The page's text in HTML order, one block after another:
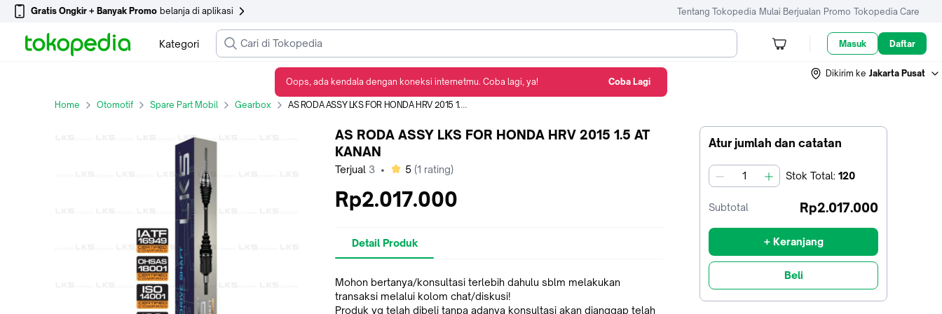
Gratis Ongkir + Banyak Promo belanja di aplikasi Tentang Tokopedia Mulai Berjualan Promo Tokopedia Care
Kategori Masuk Daftar
Dikirim ke Jakarta Pusat
Home Otomotif Spare Part Mobil Gearbox AS RODA ASSY LKS FOR HONDA HRV 2015 1.5 AT KANAN
Atur jumlah dan catatan
jumlah Stok Total: 120
Subtotal Rp2.017.000
+ Keranjang
Beli
AS RODA ASSY LKS FOR HONDA HRV 2015 1.5 AT
KANAN
Terjual 3 • bintang
5 (1 rating)
Rp2.017.000
Detail Produk
Mohon bertanya/konsultasi terlebih dahulu sblm melakukan
transaksi melalui kolom chat/diskusi!
Produk yg telah dibeli tanpa adanya konsultasi akan dianggap telah
Oops, ada kendala dengan koneksi internetmu. Coba lagi, ya! Coba Lagi